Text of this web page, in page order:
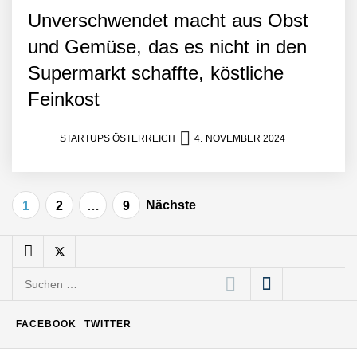
Unverschwendet macht aus Obst
und Gemüse, das es nicht in den
Supermarkt schaffte, köstliche
Feinkost
STARTUPS ÖSTERREICH 4. NOVEMBER 2024
Beitragsnavigation
1 2 … 9 Nächste
visuelle Symphonie
Büroabenteuer Haas im
Startup ist die
GATE Space startet 2026
Suchen
FACEBOOK TWITTER